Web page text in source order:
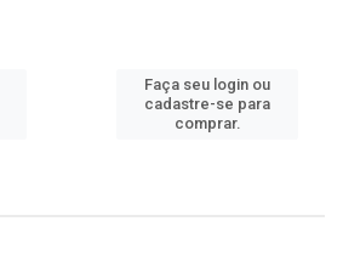
Faça seu login ou
cadastre-se para
comprar.